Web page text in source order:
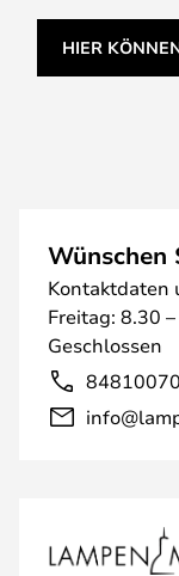
HIER
Wünschen
Kontaktdaten
Freitag: 8.30
Geschlossen